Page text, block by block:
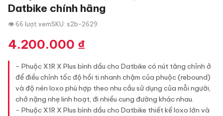
Datbike chính hãng
👁 66 lượt xemSKU: s2b-2629
4.200.000 ₫
- Phuộc X1R X Plus bình dầu cho Datbike có nút tăng chỉnh ở
để điều chỉnh tốc độ hồi ti nhanh chậm của phuộc (rebound)
và độ nén loxo phù hợp theo nhu cầu sử dụng của mỗi người,
chở nặng nhẹ linh hoạt, đi nhiều cung đường khác nhau.
- Phuộc X1R X Plus bình dầu cho Datbike thiết kế loxo lớn và